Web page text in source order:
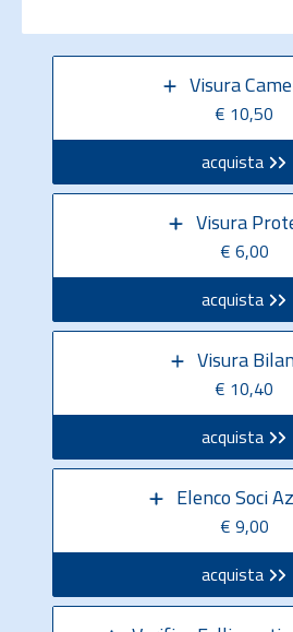
Visura
€ 10,50
acquista
Visura
€ 6,00
acquista
Visura
€ 10,40
acquista
Elenco Soci
€ 9,00
acquista